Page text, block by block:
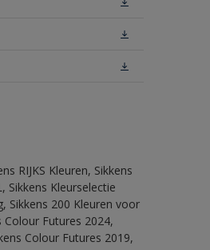
RIJKS Kleuren, Sikkens
Sikkens Kleurselectie
Sikkens 200 Kleuren voor
Colour Futures 2024,
Colour Futures 2019,